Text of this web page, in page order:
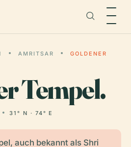
AMRITSAR
GOLDENER
Tempel.
31° N · 74° E
auch bekannt als Shri